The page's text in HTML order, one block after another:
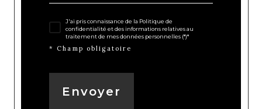
J'ai pris connaissance de la Politique de
confidentialité et des informations relatives au
traitement de mes données personnelles (*)*
* Champ obligatoire
Envoyer